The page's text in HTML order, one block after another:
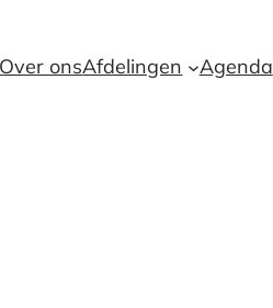
Over onsAfdelingen Agenda